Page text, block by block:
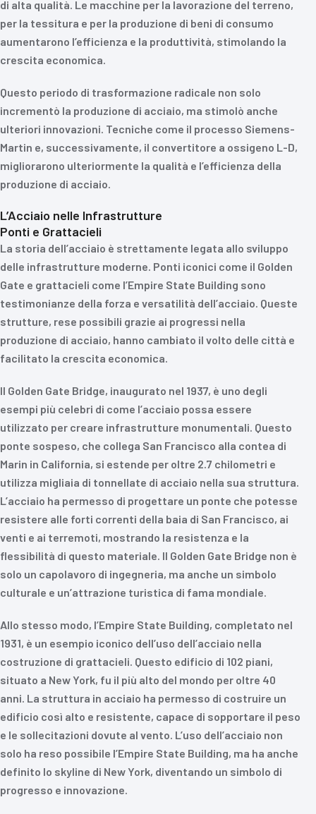
di alta qualità. Le macchine per la lavorazione del terreno,
per la tessitura e per la produzione di beni di consumo
aumentarono l’efficienza e la produttività, stimolando la
crescita economica.
Questo periodo di trasformazione radicale non solo
incrementò la produzione di acciaio, ma stimolò anche
ulteriori innovazioni. Tecniche come il processo Siemens-
Martin e, successivamente, il convertitore a ossigeno L-D,
migliorarono ulteriormente la qualità e l’efficienza della
produzione di acciaio.
L’Acciaio nelle Infrastrutture
Ponti e Grattacieli
La storia dell’acciaio è strettamente legata allo sviluppo
delle infrastrutture moderne. Ponti iconici come il Golden
Gate e grattacieli come l’Empire State Building sono
testimonianze della forza e versatilità dell’acciaio. Queste
strutture, rese possibili grazie ai progressi nella
produzione di acciaio, hanno cambiato il volto delle città e
facilitato la crescita economica.
Il Golden Gate Bridge, inaugurato nel 1937, è uno degli
esempi più celebri di come l’acciaio possa essere
utilizzato per creare infrastrutture monumentali. Questo
ponte sospeso, che collega San Francisco alla contea di
Marin in California, si estende per oltre 2.7 chilometri e
utilizza migliaia di tonnellate di acciaio nella sua struttura.
L’acciaio ha permesso di progettare un ponte che potesse
resistere alle forti correnti della baia di San Francisco, ai
venti e ai terremoti, mostrando la resistenza e la
flessibilità di questo materiale. Il Golden Gate Bridge non è
solo un capolavoro di ingegneria, ma anche un simbolo
culturale e un’attrazione turistica di fama mondiale.
Allo stesso modo, l’Empire State Building, completato nel
1931, è un esempio iconico dell’uso dell’acciaio nella
costruzione di grattacieli. Questo edificio di 102 piani,
situato a New York, fu il più alto del mondo per oltre 40
anni. La struttura in acciaio ha permesso di costruire un
edificio così alto e resistente, capace di sopportare il peso
e le sollecitazioni dovute al vento. L’uso dell’acciaio non
solo ha reso possibile l’Empire State Building, ma ha anche
definito lo skyline di New York, diventando un simbolo di
progresso e innovazione.